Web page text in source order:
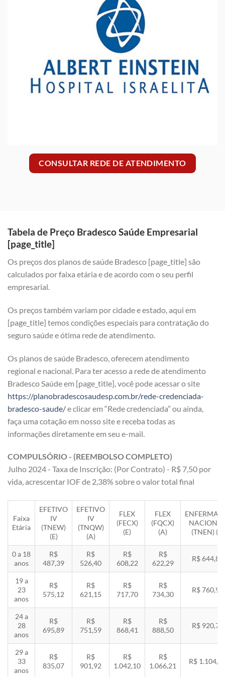
CONSULTAR REDE DE ATENDIMENTO
Tabela de Preço Bradesco Saúde Empresarial
[page_title]
Os preços dos planos de saúde Bradesco [page_title] são
calculados por faixa etária e de acordo com o seu perfil
empresarial.
Os preços também variam por cidade e estado, aqui em
[page_title] temos condições especiais para contratação do
seguro saúde e ótima rede de atendimento.
Os planos de saúde Bradesco, oferecem atendimento
regional e nacional. Para ter acesso a rede de atendimento
Bradesco Saúde em [page_title], você pode acessar o site
https://planobradescosaudesp.com.br/rede-credenciada-
bradesco-saude/e clicar em “Rede credenciada” ou ainda,
faça uma cotação em nosso site e receba todas as
informações diretamente em seu e-mail.
COMPULSÓRIO - (REEMBOLSO COMPLETO)
Julho 2024 - Taxa de Inscrição: (Por Contrato) - R$ 7,50 por
vida, acrescentar IOF de 2,38% sobre o valor total final
Faixa
Etária
EFETIVO
IV
(TNEW)
(E)
EFETIVO
IV
(TNQW)
(A)
FLEX
(FECX)
(E)
FLEX
(FQCX)
(A)
(TNEN) (E)
0 a 18
anos
R$
487,39
R$
526,40
R$
608,22
R$
622,29
R$ 644,85
19 a
23
anos
R$
575,12
R$
621,15
R$
717,70
R$
734,30
R$ 760,92
24 a
28
anos
R$
695,89
R$
751,59
R$
868,41
R$
888,50
R$ 920,71
29 a
33
anos
R$
835,07
R$
901,92
R$
1.042,10
R$
1.066,21
R$